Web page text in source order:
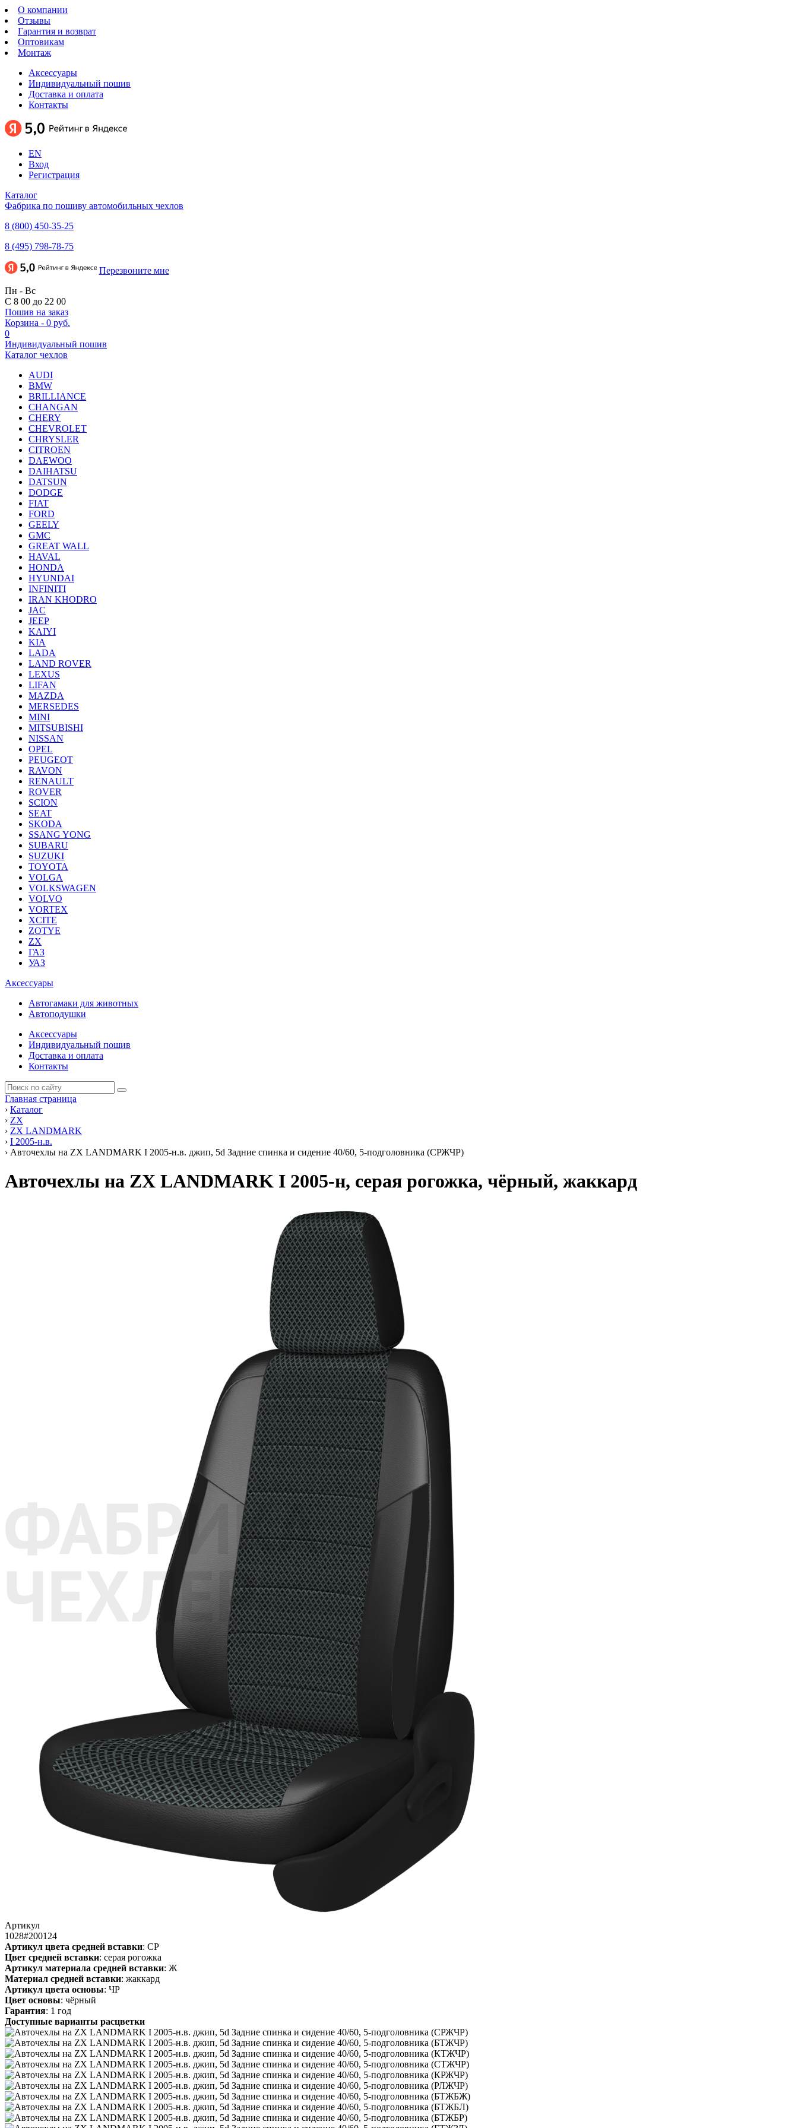
О компании
Отзывы
Гарантия и возврат
Оптовикам
Монтаж
Аксессуары
Индивидуальный пошив
Доставка и оплата
Контакты
EN
Вход
Регистрация
Каталог
Фабрика по пошиву автомобильных чехлов
8 (800) 450-35-25
8 (495) 798-78-75
Перезвоните мне
Пн - Вс
С 8 00 до 22 00
Пошив на заказ
Корзина - 0 руб.
0
Индивидуальный пошив
Каталог чехлов
AUDI
BMW
BRILLIANCE
CHANGAN
CHERY
CHEVROLET
CHRYSLER
CITROEN
DAEWOO
DAIHATSU
DATSUN
DODGE
FIAT
FORD
GEELY
GMC
GREAT WALL
HAVAL
HONDA
HYUNDAI
INFINITI
IRAN KHODRO
JAC
JEEP
KAIYI
KIA
LADA
LAND ROVER
LEXUS
LIFAN
MAZDA
MERSEDES
MINI
MITSUBISHI
NISSAN
OPEL
PEUGEOT
RAVON
RENAULT
ROVER
SCION
SEAT
SKODA
SSANG YONG
SUBARU
SUZUKI
TOYOTA
VOLGA
VOLKSWAGEN
VOLVO
VORTEX
XCITE
ZOTYE
ZX
ГАЗ
УАЗ
Аксессуары
Автогамаки для животных
Автоподушки
Аксессуары
Индивидуальный пошив
Доставка и оплата
Контакты
Главная страница
› Каталог
› ZX
› ZX LANDMARK
› I 2005-н.в.
› Авточехлы на ZX LANDMARK I 2005-н.в. джип, 5d Задние спинка и сидение 40/60, 5-подголовника (СРЖЧР)
Авточехлы на ZX LANDMARK I 2005-н, серая рогожка, чёрный, жаккард
Артикул
1028#200124
Артикул цвета средней вставки: СР
Цвет средней вставки: серая рогожка
Артикул материала средней вставки: Ж
Материал средней вставки: жаккард
Артикул цвета основы: ЧР
Цвет основы: чёрный
Гарантия: 1 год
Доступные варианты расцветки